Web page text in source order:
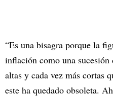
“Es una bisagra porque la
inflación como una sucesión
altas y cada vez más cortas
este ha quedado obsoleta.